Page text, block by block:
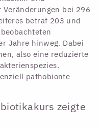
bei 296
betraf 203 und
Jahre hinweg. Dabei
also eine reduzierte
pathobionte
zeigte